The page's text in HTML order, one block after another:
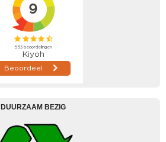
DUURZAAM BEZIG